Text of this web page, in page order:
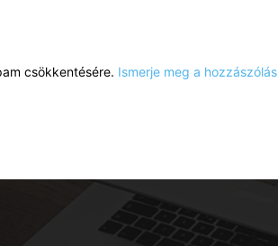
csökkentésére. Ismerje meg a hozzászólás